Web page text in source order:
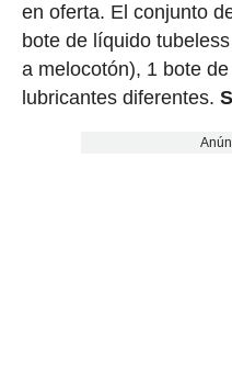
en oferta. El conjunto
bote de líquido
a melocotón), 1 bote
lubricantes diferentes.